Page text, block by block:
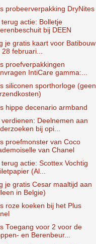
probeerverpakking DryNites
terug actie: Bolletje
bij DEEN
je gratis kaart voor Batibouw
28 februari...
proefverpakkingen
IntiCare gamma:...
siliconen sporthorloge (geen
hippe decenario armband
verdienen: Deelnemen aan
bij opi...
proefmonster van Coco
van Chanel
actie: Scottex Vochtig
(Al...
je gratis Cesar maaltijd aan
in Belgie)
roze koeken bij het Plus
Toegang voor 2 voor de
en Berenbeur...